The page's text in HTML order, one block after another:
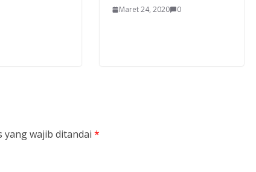
Maret 24, 2020 0
yang wajib ditandai *